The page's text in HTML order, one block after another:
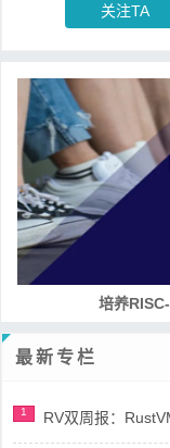
关注TA
培养
最新专栏
1 RV双周报：